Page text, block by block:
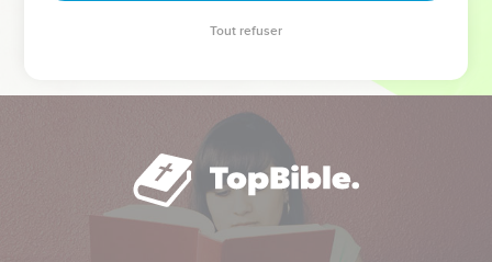
Tout refuser